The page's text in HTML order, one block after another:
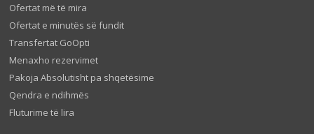
Ofertat më të mira
Ofertat e minutës së fundit
Transfertat GoOpti
Menaxho rezervimet
Pakoja Absolutisht pa shqetësime
Qendra e ndihmës
Fluturime të lira